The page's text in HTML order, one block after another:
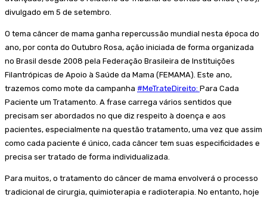
divulgado em 5 de setembro.
O tema câncer de mama ganha repercussão mundial nesta época do
ano, por conta do Outubro Rosa, ação iniciada de forma organizada
no Brasil desde 2008 pela Federação Brasileira de Instituições
Filantrópicas de Apoio à Saúde da Mama (FEMAMA). Este ano,
trazemos como mote da campanha #MeTrateDireito: Para Cada
Paciente um Tratamento. A frase carrega vários sentidos que
precisam ser abordados no que diz respeito à doença e aos
pacientes, especialmente na questão tratamento, uma vez que assim
como cada paciente é único, cada câncer tem suas especificidades e
precisa ser tratado de forma individualizada.
Para muitos, o tratamento do câncer de mama envolverá o processo
tradicional de cirurgia, quimioterapia e radioterapia. No entanto, hoje